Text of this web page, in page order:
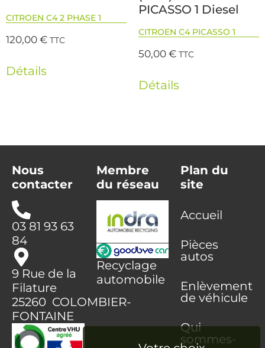
CITROEN C4 2 PHASE 1
120,00€ TTC
Détails
PICASSO 1 Diesel
CITROEN C4 PICASSO 1
50,00€ TTC
Détails
Nous
contacter
03 81 93 63
84
9 Rue de la
Filature
25260 COLOMBIER-
FONTAINE
Membre
du réseau
Recyclage
automobile
Plan du
site
Accueil
Pièces
autos
Enlèvement
de véhicule
Qui
sommes-